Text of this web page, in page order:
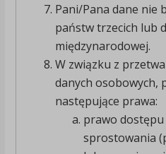
Pani/Pana dane nie
państw trzecich lub
międzynarodowej.
W związku z
danych osobowych,
następujące prawa:
prawo dostępu
sprostowania